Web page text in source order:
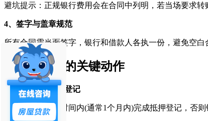
避坑提示：正规银行费用会在合同中列明，若当场要求转
4、签字与盖章规范
所有合同需当面签字，银行和借款人各执一份，避免空
三、签约后的关键动作
1、及时办理抵押登记
签约后需在约定时间内(通常1个月内)完成抵押登记，否则